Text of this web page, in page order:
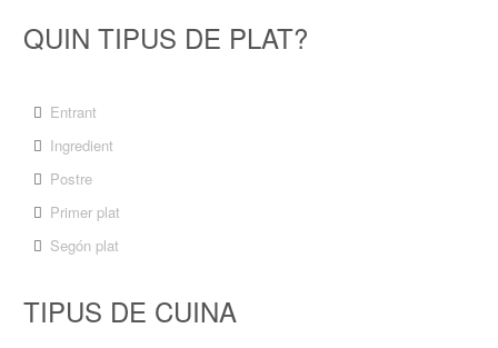
QUIN TIPUS DE PLAT?
Entrant
Ingredient
Postre
Primer plat
Segón plat
TIPUS DE CUINA